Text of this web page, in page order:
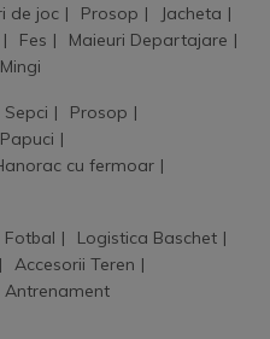
de joc Prosop
Jacheta
Fes
Maieuri Departajare
Sepci
Prosop
Papuci
cu fermoar
Fotbal
Logistica Baschet
Accesorii Teren
Antrenament